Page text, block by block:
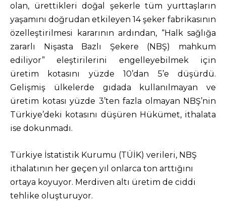
olan, ürettikleri doğal şekerle tüm yurttaşların
yaşamını doğrudan etkileyen 14 şeker fabrikasının
özelleştirilmesi kararının ardından, “Halk sağlığa
zararlı Nişasta Bazlı Şekere (NBŞ) mahkum
ediliyor” eleştirilerini engelleyebilmek için
üretim kotasını yüzde 10’dan 5’e düşürdü.
Gelişmiş ülkelerde gıdada kullanılmayan ve
üretim kotası yüzde 3’ten fazla olmayan NBŞ’nin
Türkiye’deki kotasını düşüren Hükümet, ithalata
ise dokunmadı.
Türkiye İstatistik Kurumu (TÜİK) verileri, NBŞ
ithalatının her geçen yıl onlarca ton arttığını
ortaya koyuyor. Merdiven altı üretim de ciddi
tehlike oluşturuyor.